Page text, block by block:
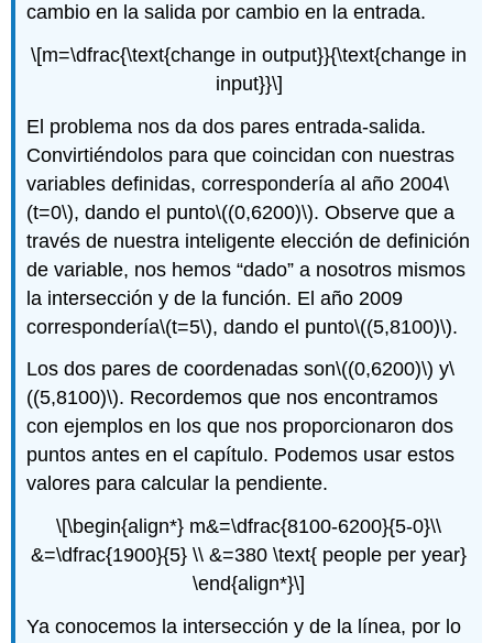
cambio en la salida por cambio en la entrada.
\[m=\dfrac{\text{change in output}}{\text{change in
input}}\]
El problema nos da dos pares entrada-salida.
Convirtiéndolos para que coincidan con nuestras
variables definidas, correspondería al año 2004\
(t=0\), dando el punto\((0,6200)\). Observe que a
través de nuestra inteligente elección de definición
de variable, nos hemos “dado” a nosotros mismos
la intersección y de la función. El año 2009
correspondería\(t=5\), dando el punto\((5,8100)\).
Los dos pares de coordenadas son\((0,6200)\) y\
((5,8100)\). Recordemos que nos encontramos
con ejemplos en los que nos proporcionaron dos
puntos antes en el capítulo. Podemos usar estos
valores para calcular la pendiente.
\[\begin{align*} m&=\dfrac{8100-6200}{5-0}\\
&=\dfrac{1900}{5} \\ &=380 \text{ people per year}
\end{align*}\]
Ya conocemos la intersección y de la línea, por lo